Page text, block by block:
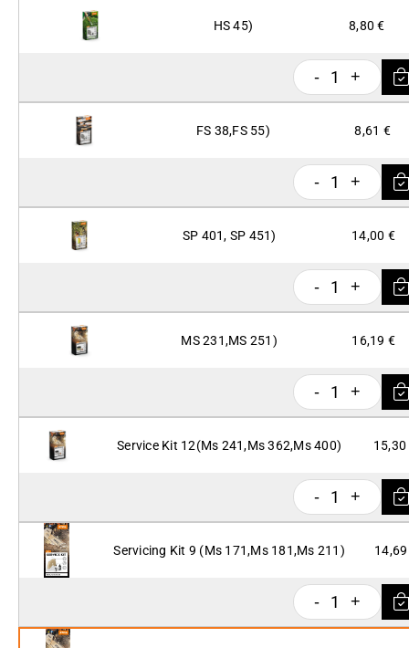
HS 45) 8,80 €
- 1 +
FS 38,FS 55) 8,61 €
- 1 +
SP 401, SP 451) 14,00 €
- 1 +
MS 231,MS 251) 16,19 €
- 1 +
Service Kit 12(Ms 241,Ms 362,Ms 400) 15,30
- 1 +
Servicing Kit 9 (Ms 171,Ms 181,Ms 211)
- 1 +